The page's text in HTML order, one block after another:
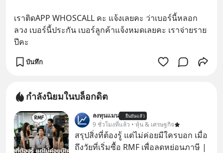
เราติดAPP WHOSCALL คะ แจ้งเลยคะ ว่าเบอร์นี้หลอก
ลวง เบอร์นี้ประกัน เบอร์ลูกค้าแจ้งหมดเลยคะ เราจ่ายราย
ปีคะ
บันทึก
กำลังนิยมในบล็อกดิต
ลงทุนแมน ยืนยันแล้ว
9 ชั่วโมงที่แล้ว • หุ้น & เศรษฐกิจ
สรุปสิ่งที่ต้องรู้ แต่ไม่ค่อยมีใครบอก เมื่อ
ถึงวัยที่เริ่มซื้อ RMF เพื่อลดหย่อนภาษี |